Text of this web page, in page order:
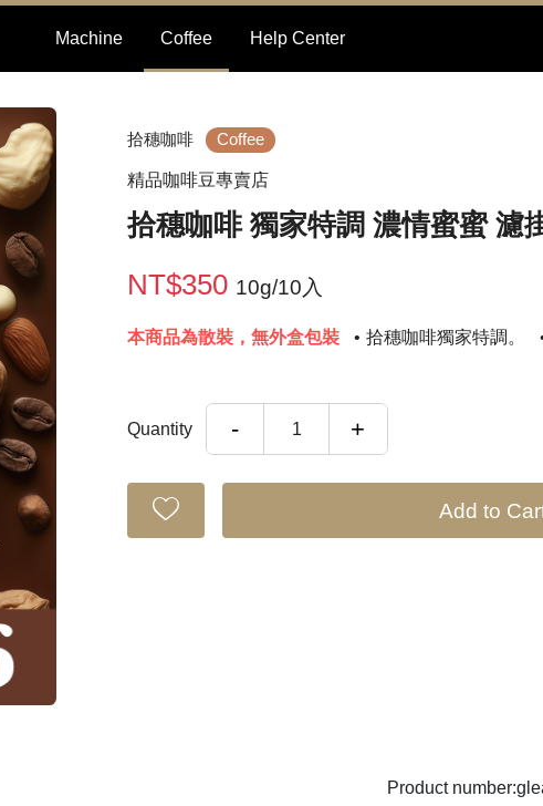
Machine Coffee Help Center
拾穗咖啡 Coffee
精品咖啡豆專賣店
拾穗咖啡 獨家特調 濃情蜜蜜 濾
NT$350 10g/10入
本商品為散裝，無外盒包裝 拾穗咖啡獨家特調。
Quantity - 1 +
Add to
Product